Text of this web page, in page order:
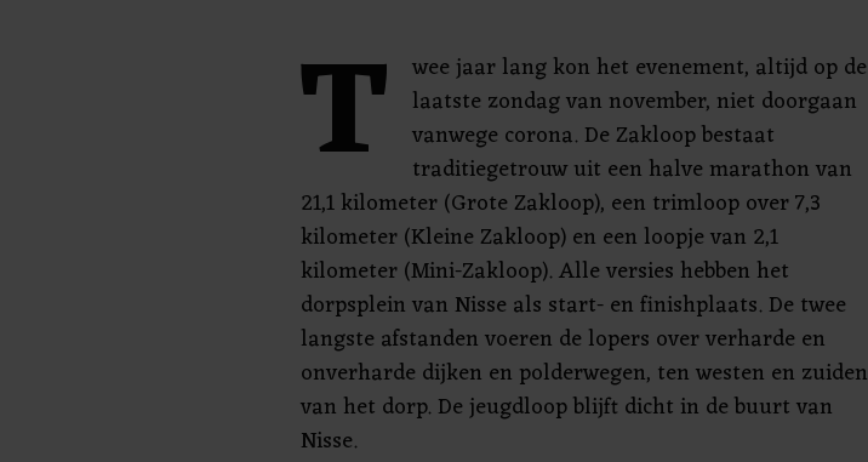
T
wee jaar lang kon het evenement, altijd op de
laatste zondag van november, niet doorgaan
vanwege corona. De Zakloop bestaat
traditiegetrouw uit een halve marathon van
21,1 kilometer (Grote Zakloop), een trimloop over 7,3
kilometer (Kleine Zakloop) en een loopje van 2,1
kilometer (Mini-Zakloop). Alle versies hebben het
dorpsplein van Nisse als start- en finishplaats. De twee
langste afstanden voeren de lopers over verharde en
onverharde dijken en polderwegen, ten westen en zuiden
van het dorp. De jeugdloop blijft dicht in de buurt van
Nisse.